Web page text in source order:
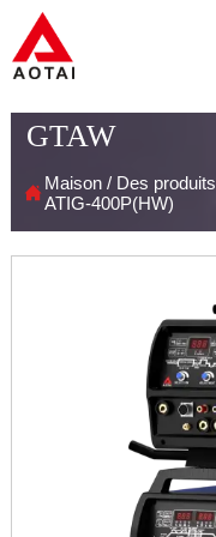
GTAW
Maison/ Des produits
ATIG-400P(HW)